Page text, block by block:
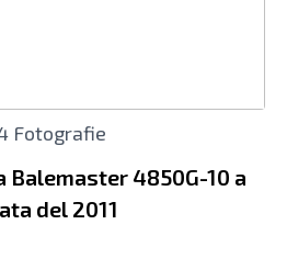
Fotografie
Balemaster 4850G-10 a
del 2011